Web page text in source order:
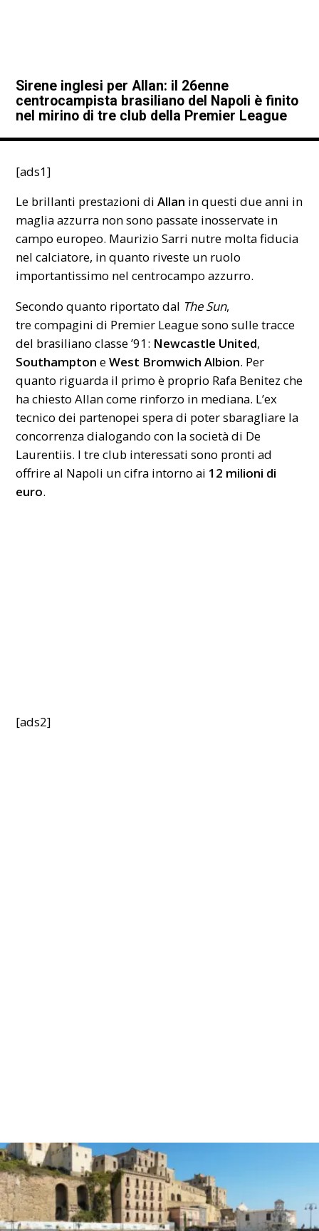
Sirene inglesi per Allan: il 26enne
centrocampista brasiliano del Napoli è finito
nel mirino di tre club della Premier League
[ads1]
Le brillanti prestazioni diAllan in questi due anni in
maglia azzurra non sono passate inosservate in
campo europeo. Maurizio Sarri nutre molta fiducia
nel calciatore, in quanto riveste un ruolo
importantissimo nel centrocampo azzurro.
Secondo quanto riportato dal The Sun,
tre compagini di Premier League sono sulle tracce
del brasiliano classe ’91: Newcastle United,
Southampton eWest Bromwich Albion. Per
quanto riguarda il primo è proprio Rafa Benitez che
ha chiesto Allan come rinforzo in mediana. L’ex
tecnico dei partenopei spera di poter sbaragliare la
concorrenza dialogando con la società di De
Laurentiis. I tre club interessati sono pronti ad
offrire al Napoli un cifra intorno ai 12 milioni di
euro.
[ads2]